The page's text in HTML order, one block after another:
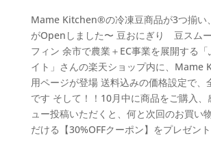
Mame Kitchen®︎の冷凍豆商品が3つ揃い
がOpenしました〜 豆おにぎり 豆スム
フィン 余市で農業＋EC事業を展開する
イト」さんの楽天ショップ内に、Mame
用ページが登場 送料込みの価格設定で、
です そして！！10月中に商品をご購入
ュー投稿いただくと、何と次回のお買い
だける【30%OFFクーポン】をプレゼン